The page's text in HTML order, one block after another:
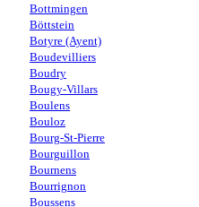
Bottmingen
Böttstein
Botyre (Ayent)
Boudevilliers
Boudry
Bougy-Villars
Boulens
Bouloz
Bourg-St-Pierre
Bourguillon
Bournens
Bourrignon
Boussens